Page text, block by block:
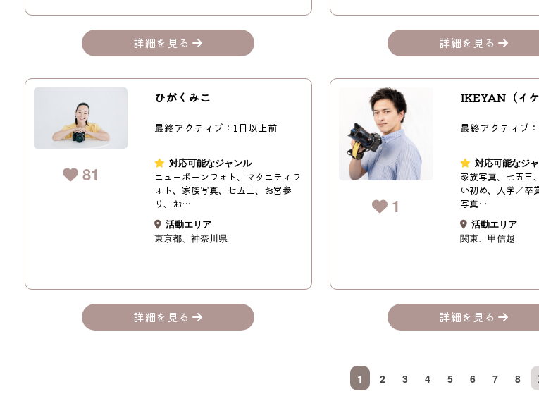
詳細を見る 詳細を見る
81
ひがくみこ
最終アクティブ：1日以上前
対応可能なジャンル
ニューボーンフォト、マタニティフ
ォト、家族写真、七五三、お宮参
り、お…
活動エリア
東京都
神奈川県
詳細を見る
1
IKEYAN（イケ
最終アクティブ
対応可能なジ
家族写真、七五三
い初め、入学／卒
写真…
活動エリア
関東
甲信越
詳細を見る
1 2 3 4 5 6 7 8